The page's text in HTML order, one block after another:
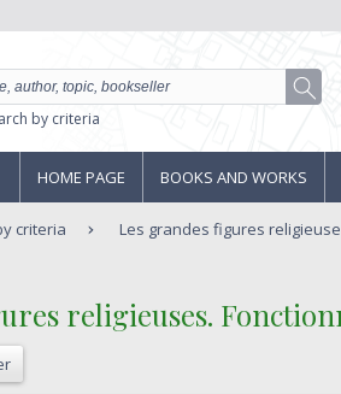
by criteria
HOME PAGE BOOKS AND WORKS
criteria Les grandes figures
religieuses.